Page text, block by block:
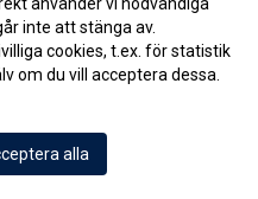
2020-04-16 12:01
2020-04-08 11:54
2020-04-08 10:20
inte att stänga av.
cookies, t.ex. för statistik
om du vill acceptera dessa.
alla